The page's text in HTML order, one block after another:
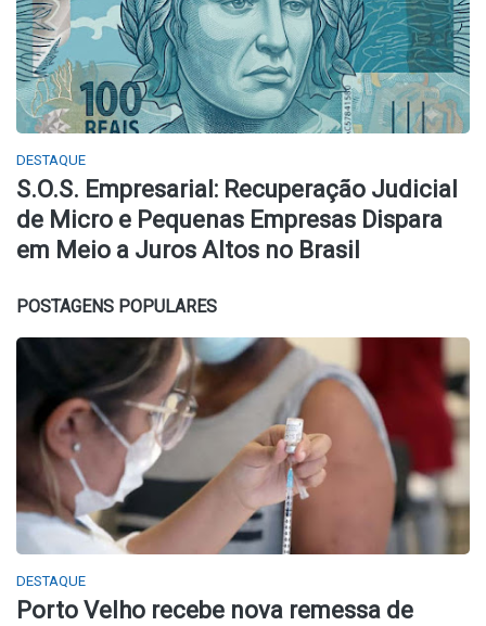
DESTAQUE
S.O.S. Empresarial: Recuperação Judicial
de Micro e Pequenas Empresas Dispara
em Meio a Juros Altos no Brasil
POSTAGENS POPULARES
DESTAQUE
Porto Velho recebe nova remessa de